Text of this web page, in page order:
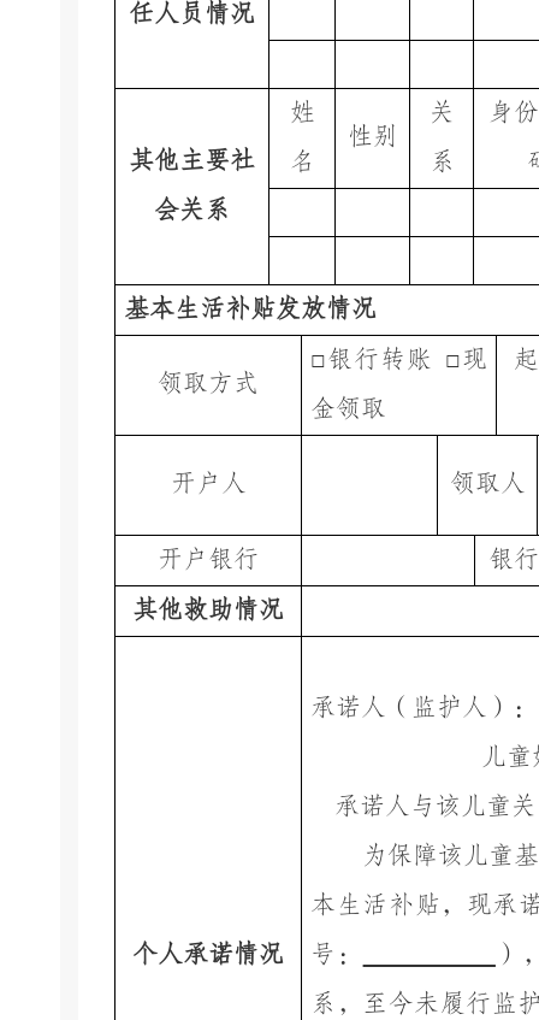
任人员情况
其他主要社
会关系
姓
名
性别
关
系
身
基本生活补贴发放情况
领取方式
□银行转账 □现
金领取
开户人 领取人
开户银行
银
其他救助情况
个人承诺情况
承诺人（监护人）：
儿
承诺人与该儿童
为保障该儿童
本生活补贴，现承
号：
）
系，至今未履行监